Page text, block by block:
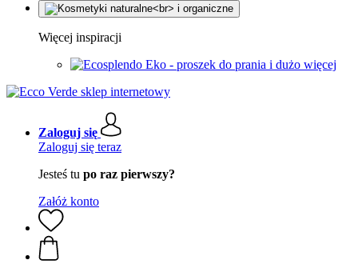
Więcej inspiracji
Eko - proszek do prania i dużo więcej
Zaloguj się
Zaloguj się teraz
Jesteś tu po raz pierwszy?
Załóż konto